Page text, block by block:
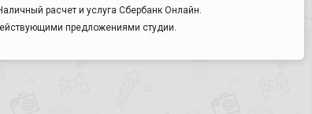
расчет и услуга Сбербанк Онлайн.
предложениями студии.